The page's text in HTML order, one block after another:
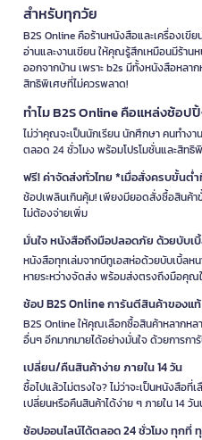
สำหรับทุกวัย
B2S Online คือร้านหนังสือและเครื่องเขี
อ่านและงานเขียน ให้คุณรู้สึกเหมือนมีร้า
ออกจากบ้าน เพราะ b2s มีทั้งหนังสือหล
สิทธิพิเศษที่ไม่ควรพลาด!
ทำไม B2S Online คือแหล่งช้อ
ไม่ว่าคุณจะเป็นนักเรียน นักศึกษา คนทำ
ตลอด 24 ชั่วโมง พร้อมโปรโมชั่นและสิทธิ
ฟรี! ค่าจัดส่งทั่วไทย *เมื่อสั่งครบขั้นต่
ช้อปเพลินเกินคุ้ม! เพียงมียอดสั่งซื้อสินค้
ไม่ต้องจ่ายเพิ่ม
มั่นใจ หนังสือถึงมือปลอดภัย ด้วยบับเ
หนังสือทุกเล่มจากบีทูเอสห่อด้วยบับเบิ้ลห
หายระหว่างจัดส่ง พร้อมส่งตรงถึงมือคุ
ช้อป B2S Online การันตีสินค้าของแท้
B2S Online ให้คุณเลือกซื้อสินค้าหลากหล
อื่นๆ อีกมากมายได้อย่างมั่นใจ ด้วยการก
เปลี่ยน/คืนสินค้าง่าย ภายใน 14 วัน
ซื้อไปแล้วไม่ตรงใจ? ไม่ว่าจะเป็นหนังสื
เปลี่ยนหรือคืนสินค้าได้ง่าย ๆ ภายใน 14 วั
ช้อปออนไลน์ได้ตลอด 24 ชั่วโมง ทุกที่ ทุ